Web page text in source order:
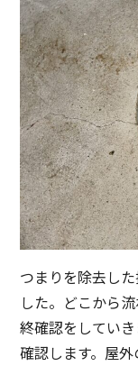
つまりを除去し
した。どこから
終確認をしてい
確認します。屋